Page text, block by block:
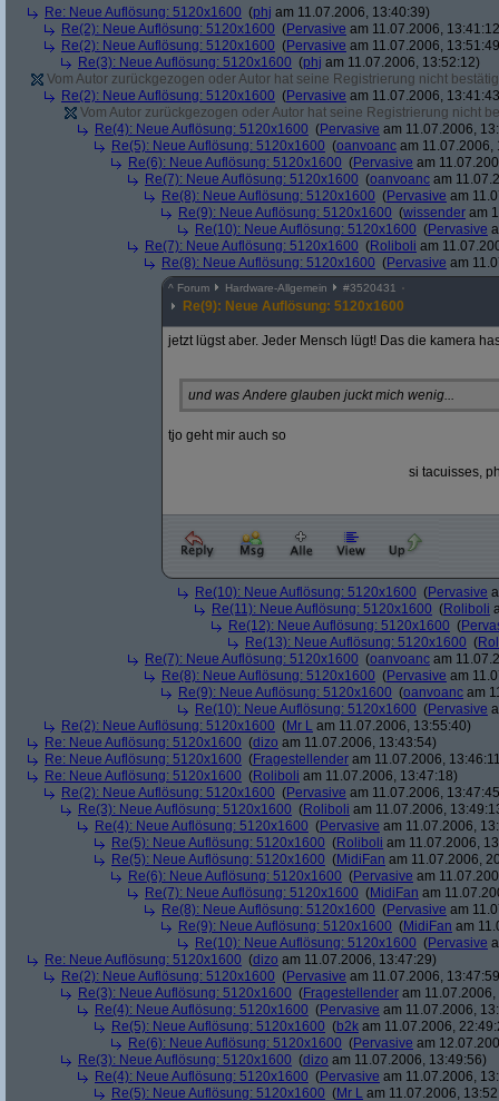
Re: Neue Auflösung: 5120x1600 (phj am 11.07.2006, 13:40:39)
Re(2): Neue Auflösung: 5120x1600 (Pervasive am 11.07.2006,
Re(2): Neue Auflösung: 5120x1600 (Pervasive am 11.07.2006,
Re(3): Neue Auflösung: 5120x1600 (phj am 11.07.2006, 13:52:12)
Vom Autor zurückgezogen oder Autor hat seine Registrierung nicht
Re(2): Neue Auflösung: 5120x1600 (Pervasive am 11.07.2006,
Vom Autor zurückgezogen oder Autor hat seine Registrierung nicht
Re(4): Neue Auflösung: 5120x1600 (Pervasive am 11.07.2006,
Re(5): Neue Auflösung: 5120x1600 (oanvoanc am 11.07.2006,
Re(6): Neue Auflösung: 5120x1600 (Pervasive am
Re(7): Neue Auflösung: 5120x1600 (oanvoanc am
Re(8): Neue Auflösung: 5120x1600 (Pervasive am
Re(9): Neue Auflösung: 5120x1600 (wissender am
Re(10): Neue Auflösung: 5120x1600 (Pervasive
Re(7): Neue Auflösung: 5120x1600 (Roliboli am
Re(8): Neue Auflösung: 5120x1600 (Pervasive am
^ Forum Hardware-Allgemein #3520431
Re(9): Neue Auflösung: 5120x1600
jetzt lügst aber. Jeder Mensch lügt! Das die kamera
und was Andere glauben juckt mich wenig...
tjo geht mir auch so
si tacuisses,
Re(10): Neue Auflösung: 5120x1600 (Pervasive
Re(11): Neue Auflösung: 5120x1600 (Roliboli
Re(12): Neue Auflösung: 5120x1600 (
Re(13): Neue Auflösung: 5120x1600 (
Re(7): Neue Auflösung: 5120x1600 (oanvoanc am
Re(8): Neue Auflösung: 5120x1600 (Pervasive am
Re(9): Neue Auflösung: 5120x1600 (oanvoanc am
Re(10): Neue Auflösung: 5120x1600 (Pervasive
Re(2): Neue Auflösung: 5120x1600 (Mr L am 11.07.2006, 13:55:40)
Re: Neue Auflösung: 5120x1600 (dizo am 11.07.2006, 13:43:54)
Re: Neue Auflösung: 5120x1600 (Fragestellender am 11.07.2006,
Re: Neue Auflösung: 5120x1600 (Roliboli am 11.07.2006, 13:47:18)
Re(2): Neue Auflösung: 5120x1600 (Pervasive am 11.07.2006,
Re(3): Neue Auflösung: 5120x1600 (Roliboli am 11.07.2006,
Re(4): Neue Auflösung: 5120x1600 (Pervasive am 11.07.2006,
Re(5): Neue Auflösung: 5120x1600 (Roliboli am 11.07.2006,
Re(5): Neue Auflösung: 5120x1600 (MidiFan am 11.07.2006,
Re(6): Neue Auflösung: 5120x1600 (Pervasive am
Re(7): Neue Auflösung: 5120x1600 (MidiFan am
Re(8): Neue Auflösung: 5120x1600 (Pervasive am
Re(9): Neue Auflösung: 5120x1600 (MidiFan am
Re(10): Neue Auflösung: 5120x1600 (Pervasive
Re: Neue Auflösung: 5120x1600 (dizo am 11.07.2006, 13:47:29)
Re(2): Neue Auflösung: 5120x1600 (Pervasive am 11.07.2006,
Re(3): Neue Auflösung: 5120x1600 (Fragestellender am
Re(4): Neue Auflösung: 5120x1600 (Pervasive am 11.07.2006,
Re(5): Neue Auflösung: 5120x1600 (b2k am 11.07.2006,
Re(6): Neue Auflösung: 5120x1600 (Pervasive am
Re(3): Neue Auflösung: 5120x1600 (dizo am 11.07.2006, 13:49:56)
Re(4): Neue Auflösung: 5120x1600 (Pervasive am 11.07.2006,
Re(5): Neue Auflösung: 5120x1600 (Mr L am 11.07.2006,